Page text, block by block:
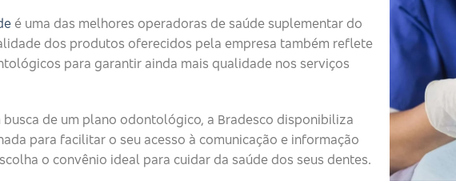
é uma das melhores operadoras de saúde suplementar do
dos produtos oferecidos pela empresa também reflete
para garantir ainda mais qualidade nos serviços
busca de um plano odontológico, a Bradesco disponibiliza
para facilitar o seu acesso à comunicação e informação
o convênio ideal para cuidar da saúde dos seus dentes.